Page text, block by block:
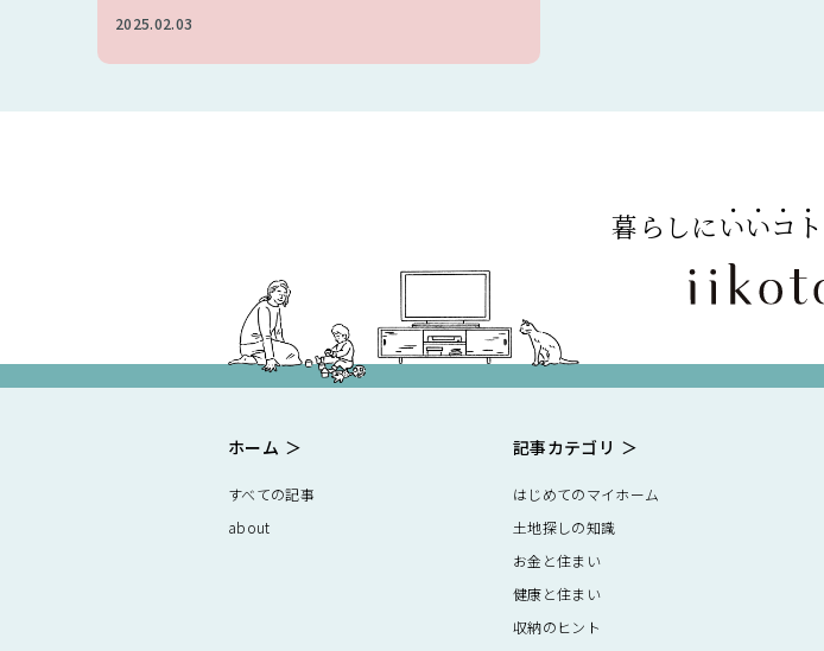
2025.02.03
暮らしにいいコト
ホーム
すべての記事
about
記事カテゴリ
はじめてのマイホーム
土地探しの知識
お金と住まい
健康と住まい
収納のヒント